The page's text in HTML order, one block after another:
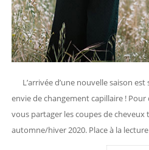
L’arrivée d’une nouvelle saison est
envie de changement capillaire ! Pour
vous partager les coupes de cheveux
automne/hiver 2020. Place à la lecture